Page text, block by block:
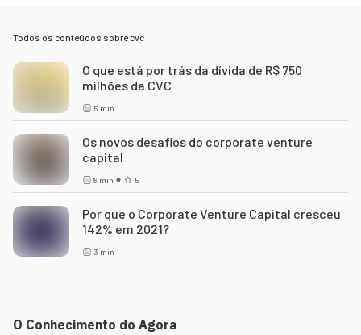
Todos os conteúdos sobrecvc
O que está por trás da dívida de R$ 750
milhões da CVC
5 min
Os novos desafios do corporate venture
capital
8 min 5
Por que o Corporate Venture Capital cresceu
142% em 2021?
3 min
O Conhecimento do Agora